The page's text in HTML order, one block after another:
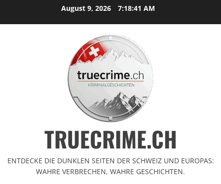
August 9, 2026 7:18:43 AM
TRUECRIME.CH
ENTDECKE DIE DUNKLEN SEITEN DER SCHWEIZ UND EUROPAS:
WAHRE VERBRECHEN, WAHRE GESCHICHTEN.